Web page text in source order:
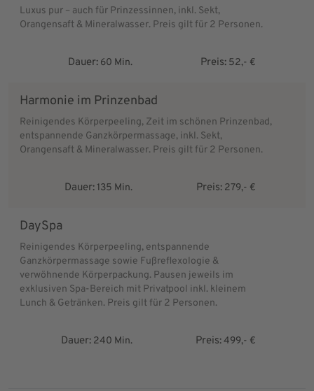
Luxus pur – auch für Prinzessinnen, inkl. Sekt,
Orangensaft & Mineralwasser. Preis gilt für 2 Personen.
Dauer:60 Min. Preis: 52,- €
Harmonie im Prinzenbad
Reinigendes Körperpeeling, Zeit im schönen Prinzenbad,
entspannende Ganzkörpermassage, inkl. Sekt,
Orangensaft & Mineralwasser. Preis gilt für 2 Personen.
Dauer:135 Min. Preis: 279,- €
DaySpa
Reinigendes Körperpeeling, entspannende
Ganzkörpermassage sowie Fußreflexologie &
verwöhnende Körperpackung. Pausen jeweils im
exklusiven Spa-Bereich mit Privatpool inkl. kleinem
Lunch & Getränken. Preis gilt für 2 Personen.
Dauer:240 Min. Preis:499,- €